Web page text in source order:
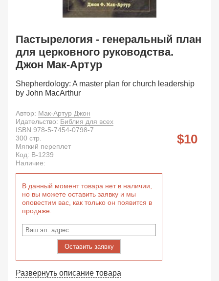
Пастырелогия - генеральный план
для церковного руководства.
Джон Мак-Артур
Shepherdology: A master plan for church leadership
by John MacArthur
Автор: Мак-Артур Джон
Идательство: Библия для всех
10
ISBN:978-5-7454-0798-7
300 стр.
Мягкий переплет
Код: B-1239
Наличие:
В данный момент товара нет в наличии,
но вы можете оставить заявку и мы
оповестим вас, как только он появится в
продаже.
Оставить заявку
Развернуть описание товара